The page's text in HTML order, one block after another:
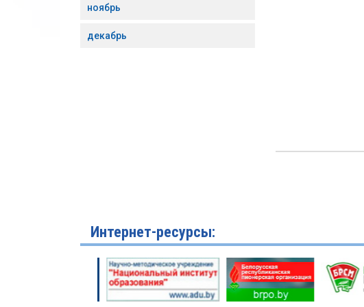
ноябрь
декабрь
Интернет-ресурсы: